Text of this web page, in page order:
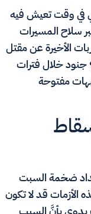
في وقت تعيش فيه
سلاح المسيرات
الأخيرة عن مقتل
رائد أو نقيب أثار مقتله ضجة عارمة داخل الأوساط العسكرية فضلًا عن مقتل أكثر من 9 جنود خلال فترات
مفتوحة
ضخمة السبت
الأزمات قد لا تكون
بدوي بأنَّ السبب